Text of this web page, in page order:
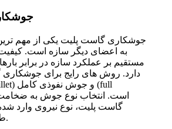
جوشکاری گاست پلیت یکی از مهم‌
به اعضای دیگر سازه است. کیفیت
مستقیم بر عملکرد سازه در برابر
دارد. روش‌ های رایج برای
گاست پلیت، نوع نیروی وارد
طراحی بستگی دارد.